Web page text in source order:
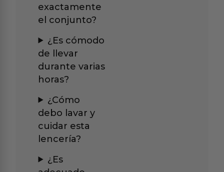
exactamente
el conjunto?
¿Es cómodo
de llevar
durante varias
horas?
¿Cómo
debo lavar y
cuidar esta
lencería?
¿Es